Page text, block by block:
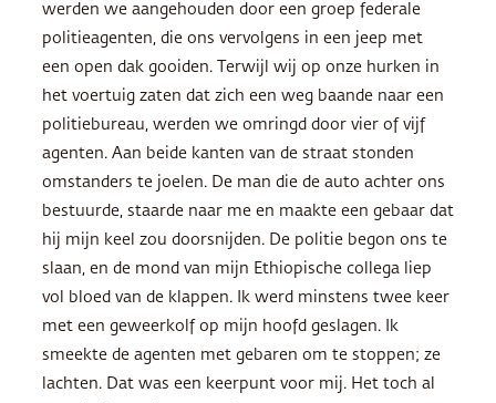
werden we aangehouden door een groep federale
politieagenten, die ons vervolgens in een jeep met
een open dak gooiden. Terwijl wij op onze hurken in
het voertuig zaten dat zich een weg baande naar een
politiebureau, werden we omringd door vier of vijf
agenten. Aan beide kanten van de straat stonden
omstanders te joelen. De man die de auto achter ons
bestuurde, staarde naar me en maakte een gebaar dat
hij mijn keel zou doorsnijden. De politie begon ons te
slaan, en de mond van mijn Ethiopische collega liep
vol bloed van de klappen. Ik werd minstens twee keer
met een geweerkolf op mijn hoofd geslagen. Ik
smeekte de agenten met gebaren om te stoppen; ze
lachten. Dat was een keerpunt voor mij. Het toch al